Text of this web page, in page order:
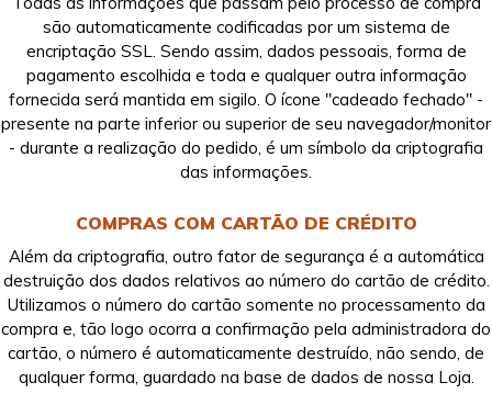
são automaticamente codificadas por um sistema de
encriptação SSL. Sendo assim, dados pessoais, forma de
pagamento escolhida e toda e qualquer outra informação
fornecida será mantida em sigilo. O ícone "cadeado fechado" -
presente na parte inferior ou superior de seu navegador/monitor
- durante a realização do pedido, é um símbolo da criptografia
das informações.
COMPRAS COM CARTÃO DE CRÉDITO
Além da criptografia, outro fator de segurança é a automática
destruição dos dados relativos ao número do cartão de crédito.
Utilizamos o número do cartão somente no processamento da
compra e, tão logo ocorra a confirmação pela administradora do
cartão, o número é automaticamente destruído, não sendo, de
qualquer forma, guardado na base de dados de nossa Loja.